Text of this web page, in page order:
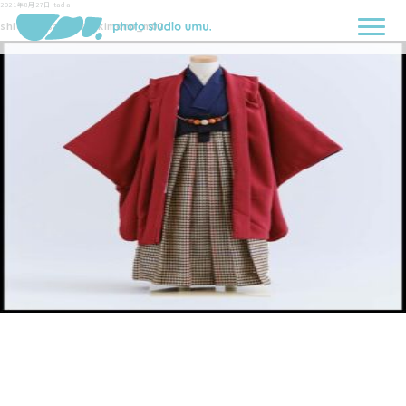
2021年8月27日 tada
shichigosan_five_kimono_m02